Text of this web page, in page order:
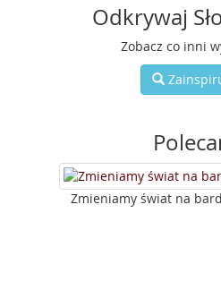
Odkrywaj
Zobacz co inni
Zmieniamy świat na